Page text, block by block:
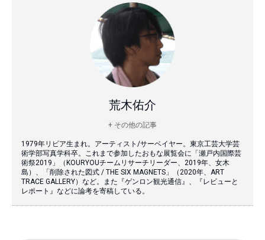
荒木佑介
+ その他の記事
1979年リビア生まれ。アーティスト/サーベイヤー。東京工芸大学芸
術学部写真学科卒。これまで参加したおもな展覧会に「瀬戸内国際芸
術祭2019」（KOURYOUチームリサーチリーダー、2019年、女木
島）、「削除された図式 / THE SIX MAGNETS」（2020年、ART
TRACE GALLERY）など。また『ゲンロン観光通信』、『レビューと
レポート』などに論考を寄稿している。